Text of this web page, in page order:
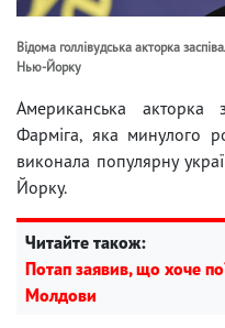
Відома голлівудська акторка
Нью-Йорку
Американська акторка
Фарміга, яка минулого
виконала популярну
Йорку.
Читайте також:
Потап заявив, що хоче
Молдови